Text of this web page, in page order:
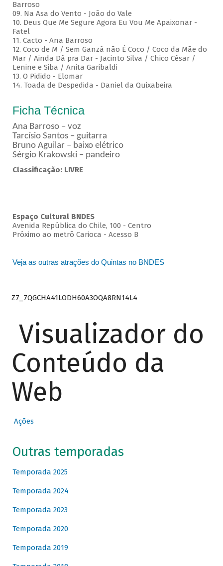
Barroso
09. Na Asa do Vento - João do Vale
10. Deus Que Me Segure Agora Eu Vou Me Apaixonar -
Fatel
11. Cacto - Ana Barroso
12. Coco de M / Sem Ganzá não É Coco / Coco da Mãe do
Mar / Ainda Dá pra Dar - Jacinto Silva / Chico César /
Lenine e Siba / Anita Garibaldi
13. O Pidido - Elomar
14. Toada de Despedida - Daniel da Quixabeira
Ficha Técnica
Ana Barroso – voz
Tarcísio Santos – guitarra
Bruno Aguilar – baixo elétrico
Sérgio Krakowski – pandeiro
Classificação: LIVRE
Espaço Cultural BNDES
Avenida República do Chile, 100 - Centro
Próximo ao metrô Carioca - Acesso B
Veja as outras atrações do Quintas no BNDES
Z7_7QGCHA41LODH60A3OQA8RN14L4
Visualizador do
Conteúdo da
Web
Ações
Outras temporadas
Temporada 2025
Temporada 2024
Temporada 2023
Temporada 2020
Temporada 2019